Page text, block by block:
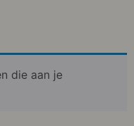
die aan je